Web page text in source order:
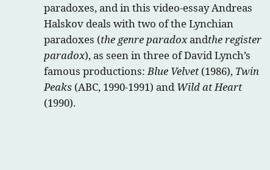
paradoxes, and in this video-essay Andreas
Halskov deals with two of the Lynchian
paradoxes (the genre paradoxandthe register
paradox), as seen in three of David Lynch’s
famous productions:Blue Velvet(1986), Twin
Peaks (ABC, 1990-1991) and Wild at Heart
(1990).